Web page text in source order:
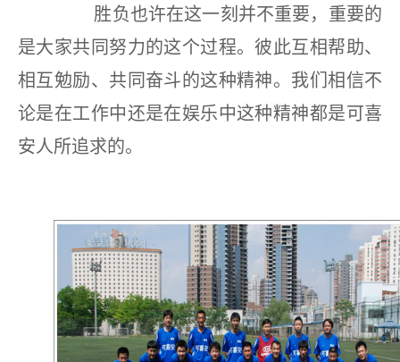
胜负也许在这一刻并不重要，重要的
是大家共同努力的这个过程。彼此互相帮助、
相互勉励、共同奋斗的这种精神。我们相信不
论是在工作中还是在娱乐中这种精神都是可喜
安人所追求的。